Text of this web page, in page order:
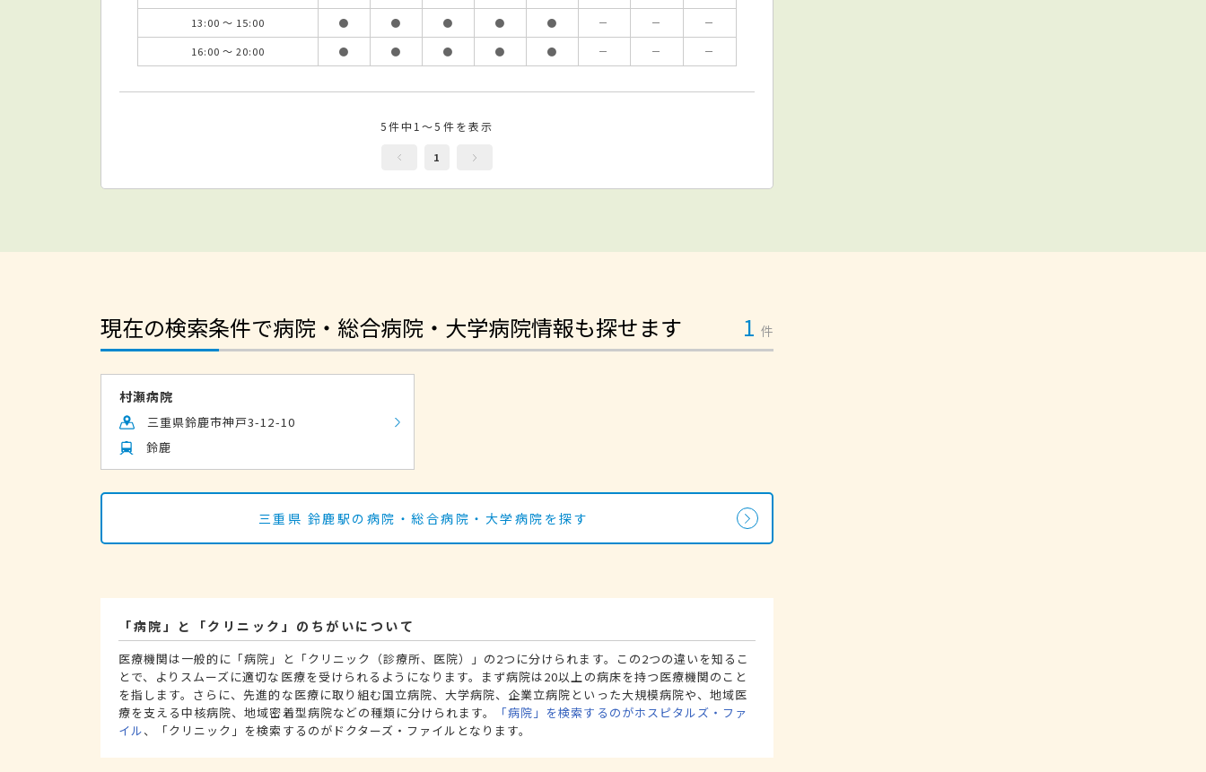
13:00 ～ 15:00
● ● ● ● ● － －
－
16:00 ～ 20:00
● ● ● ● ● － － －
5件中1～5件を表示
1
現在の検索条件で病院・総合病院・大学病院情報も探せます 1 件
村瀬病院
三重県鈴鹿市神戸3-12-10
鈴鹿
三重県 鈴鹿駅の病院・総合病院・大学病院を探す
「病院」と「クリニック」のちがいについて
医療機関は一般的に「病院」と「クリニック（診療所、医院）」の2つに分けられます。この2つの違いを知るこ
とで、よりスムーズに適切な医療を受けられるようになります。まず病院は20以上の病床を持つ医療機関のこと
を指します。さらに、先進的な医療に取り組む国立病院、大学病院、企業立病院といった大規模病院や、地域医
療を支える中核病院、地域密着型病院などの種類に分けられます。
「病院」を検索するのがホスピタルズ・ファ
イル、「クリニック」を検索するのがドクターズ・ファイルとなります。